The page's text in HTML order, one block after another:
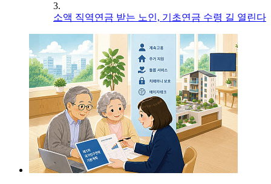
3.
소액 직역연금 받는 노인, 기초연금 수령 길 열린다